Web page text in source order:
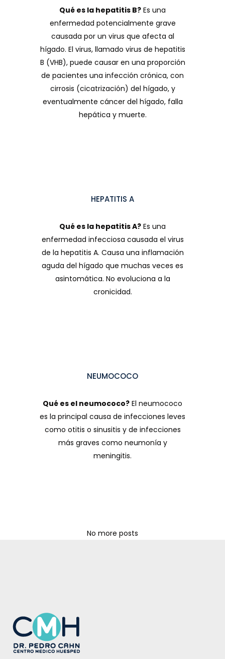
Qué es la hepatitis B? Es una
enfermedad potencialmente grave
causada por un virus que afecta al
hígado. El virus, llamado virus de hepatitis
B (VHB), puede causar en una proporción
de pacientes una infección crónica, con
cirrosis (cicatrización) del hígado, y
eventualmente cáncer del hígado, falla
hepática y muerte.
HEPATITIS A
Qué es la hepatitis A? Es una
enfermedad infecciosa causada el virus
de la hepatitis A. Causa una inflamación
aguda del hígado que muchas veces es
asintomática. No evoluciona a la
cronicidad.
NEUMOCOCO
Qué es el neumococo? El neumococo
es la principal causa de infecciones leves
como otitis o sinusitis y de infecciones
más graves como neumonía y
meningitis.
No more posts